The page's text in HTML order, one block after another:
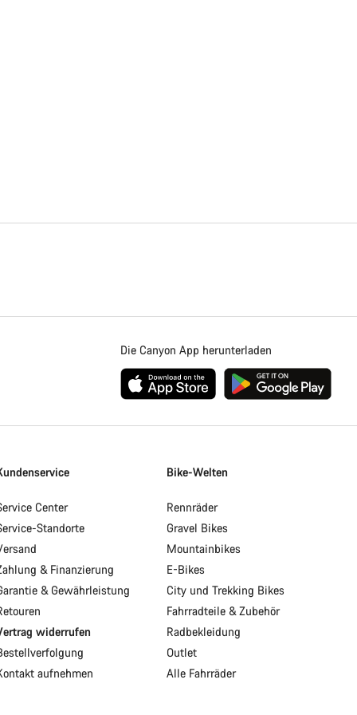
Die Canyon App herunterladen
Center
Standorte
& Finanzierung
& Gewährleistung
widerrufen
aufnehmen
Bike-Welten
Rennräder
Gravel Bikes
Mountainbikes
E-Bikes
City und Trekking Bikes
Fahrradteile & Zubehör
Radbekleidung
Outlet
Alle Fahrräder